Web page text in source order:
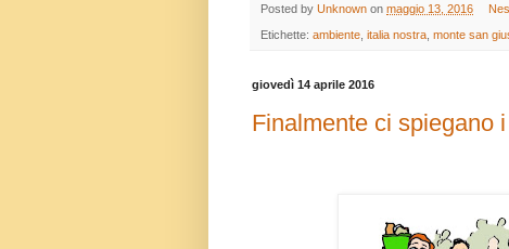
Posted by Unknown on maggio 13, 2016
Etichette: ambiente italia nostra monte san
giovedì 14 aprile 2016
Finalmente ci spiegano